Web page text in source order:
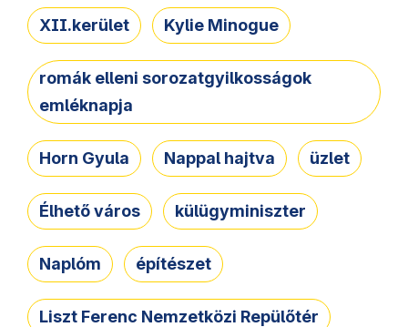
XII.kerület Kylie Minogue
romák elleni sorozatgyilkosságok
emléknapja
Horn Gyula Nappal hajtva üzlet
Élhető város külügyminiszter
Naplóm építészet
Liszt Ferenc Nemzetközi Repülőtér